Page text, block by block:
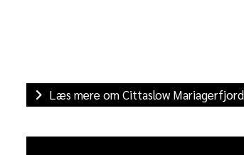
Læs mere om Cittaslow Mariagerfjord